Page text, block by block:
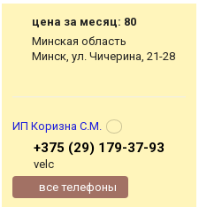
цена за месяц: 80
Минская область
Минск, ул. Чичерина, 21-28
ИП Коризна С.М.
+375 (29) 179-37-93
velc
все телефоны